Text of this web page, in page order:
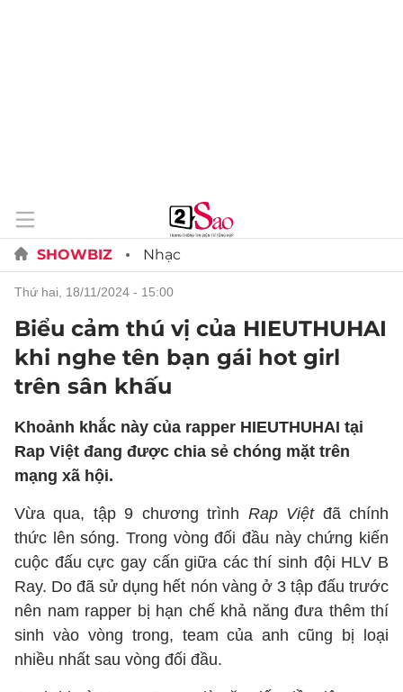
SHOWBIZ Nhạc
thứ hai, 18/11/2024 - 15:00
Biểu cảm thú vị của HIEUTHUHAI
khi nghe tên bạn gái hot girl
trên sân khấu
Khoảnh khắc này của rapper HIEUTHUHAI tại
Rap Việt đang được chia sẻ chóng mặt trên
mạng xã hội.
Vừa qua, tập 9 chương trình Rap Việtđã chính
thức lên sóng. Trong vòng đối đầu này chứng kiến
cuộc đấu cực gay cấn giữa các thí sinh đội HLV B
Ray. Do đã sử dụng hết nón vàng ở 3 tập đấu trước
nên nam rapper bị hạn chế khả năng đưa thêm thí
sinh vào vòng trong, team của anh cũng bị loại
nhiều nhất sau vòng đối đầu.